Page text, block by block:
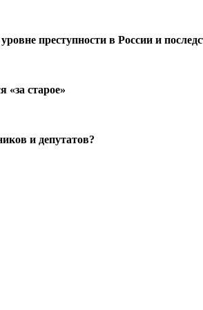
преступности в России и
старое»
и депутатов?